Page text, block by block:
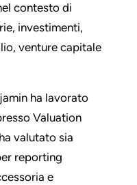
contesto di
investimenti,
venture capitale
ha lavorato
Valuation
valutato sia
reporting
e